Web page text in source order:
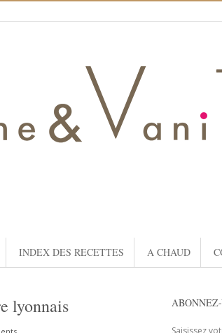
INDEX DES RECETTES A CHAUD
lyonnais
Saisissez